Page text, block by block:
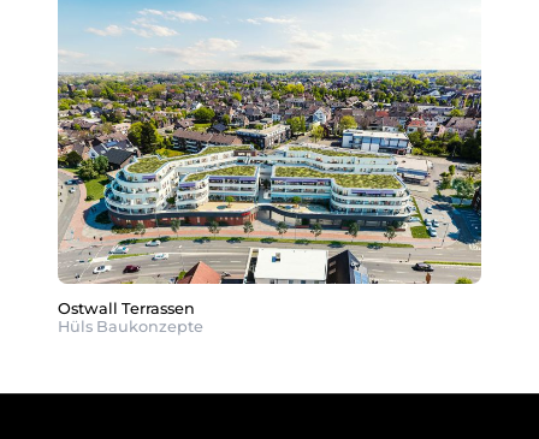
Ostwall Terrassen
Hüls Baukonzepte